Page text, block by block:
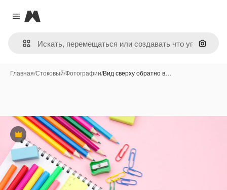
Close menu
Magnific
Поиск
Главная/Стоковый/Фотографии/Вид сверху обратно в…
Премиум